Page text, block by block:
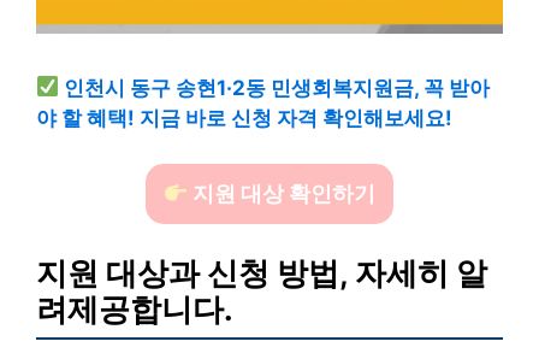
인천시 동구 송현1·2동 민생회복지원금, 꼭 받아
야 할 혜택! 지금 바로 신청 자격 확인해보세요!
지원 대상 확인하기
지원 대상과 신청 방법, 자세히 알
려제공합니다.